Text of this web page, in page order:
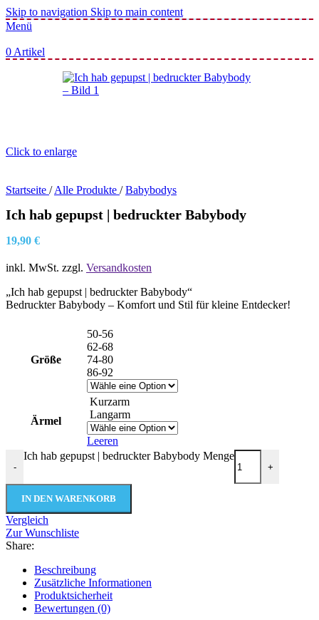
Skip to navigation Skip to main content
Menü
0 Artikel
Click to enlarge
Startseite / Alle Produkte / Babybodys
Ich hab gepupst | bedruckter Babybody
19,90 €
inkl. MwSt. zzgl. Versandkosten
„Ich hab gepupst | bedruckter Babybody“
Bedruckter Babybody – Komfort und Stil für kleine Entdecker!
Größe
50-56
62-68
74-80
86-92
Ärmel
Kurzarm
Langarm
Leeren
-
Ich hab gepupst | bedruckter Babybody Menge
+
IN DEN WARENKORB
Vergleich
Zur Wunschliste
Share:
Beschreibung
Zusätzliche Informationen
Produktsicherheit
Bewertungen (0)